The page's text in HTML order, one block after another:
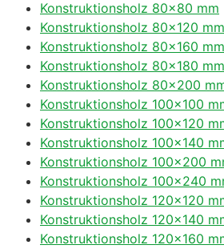
Konstruktionsholz 80×80 mm
Konstruktionsholz 80×120 mm
Konstruktionsholz 80×160 mm
Konstruktionsholz 80×180 mm
Konstruktionsholz 80×200
Konstruktionsholz 100×100
Konstruktionsholz 100×120
Konstruktionsholz 100×140
Konstruktionsholz 100×200
Konstruktionsholz 100×240
Konstruktionsholz 120×120
Konstruktionsholz 120×140
Konstruktionsholz 120×160